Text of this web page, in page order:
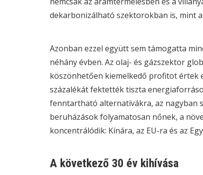
dekarbonizálható szektorokban is, mint
Azonban ezzel együtt sem támogatta
néhány évben. Az olaj- és gázszektor
köszönhetően kiemelkedő profitot értek
százalékát fektették tiszta
fenntartható alternatívákra, az nagyban
beruházások folyamatosan nőnek, a
koncentrálódik: Kínára, az EU-ra és az
A következő 30 év kihívása